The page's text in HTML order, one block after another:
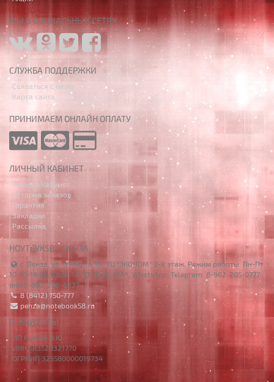
МЫ В СОЦИАЛЬНЫХ СЕТЯХ
СЛУЖБА ПОДДЕРЖКИ
Связаться с нами
Карта сайта
ПРИНИМАЕМ ОНЛАЙН ОПЛАТУ
ЛИЧНЫЙ КАБИНЕТ
Личный Кабинет
История заказов
Гарантия
Закладки
Рассылка
НОУТБУК58 - ПЕНЗА
г. Пенза, ул. 8 Марта 7Б, ТЦ "ЭКОНОМ" 2-й этаж. Режим работы: Пн-Пт
10:00-19:00, Сб,Вс 10:00-15:00. MAX, WhatsApp, Telegram: 8-902-205-0777
или 8-902-206-6227
8 (8412) 750-777
penza@notebook58.ru
РЕКВИЗИТЫ
ИП Ручкин А.Ю.
ИНН 583520321770
ОГРНИП 325580000019734